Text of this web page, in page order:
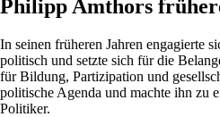
Philipp Amthors
In seinen früheren Jahren engagierte
politisch und setzte sich für die
für Bildung, Partizipation und
politische Agenda und machte ihn zu
Politiker.